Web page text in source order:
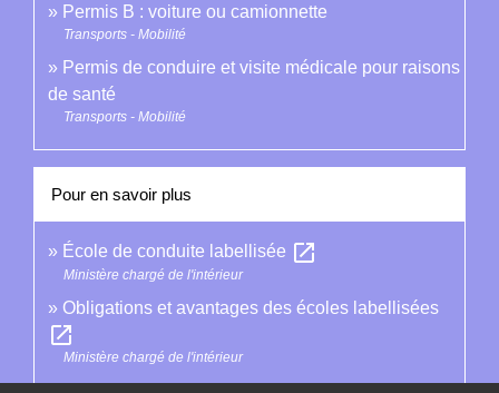
Permis B : voiture ou camionnette
Transports - Mobilité
Permis de conduire et visite médicale pour raisons
de santé
Transports - Mobilité
Pour en savoir plus
École de conduite labellisée open_in_new
Ministère chargé de l'intérieur
Obligations et avantages des écoles labellisées
open_in_new
Ministère chargé de l'intérieur